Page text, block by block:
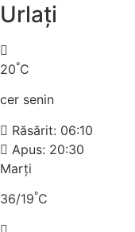
Urlați
20°C
cer senin
Răsărit: 06:10
Apus: 20:30
Marți
36/19°C